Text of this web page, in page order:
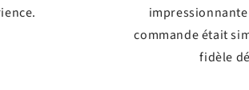
commande était
fidèle